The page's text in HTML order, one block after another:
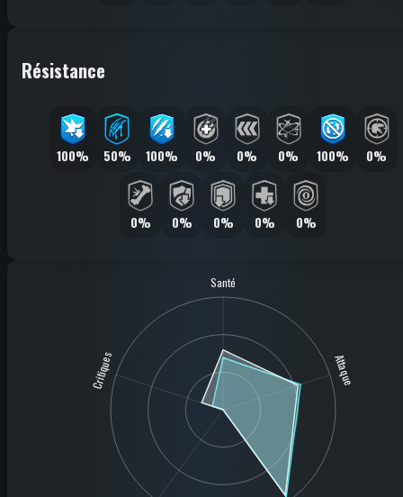
Résistance
100% 50% 100% 0% 0% 0% 100% 0%
0% 0% 0% 0% 0%
Santé
Attaque
Critiques